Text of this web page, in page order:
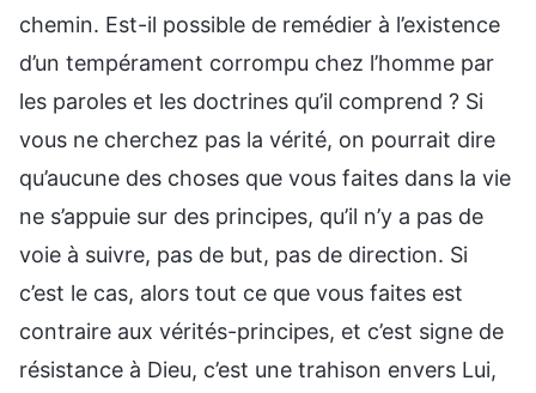
chemin. Est-il possible de remédier à l’existence
d’un tempérament corrompu chez l’homme par
les paroles et les doctrines qu’il comprend ? Si
vous ne cherchez pas la vérité, on pourrait dire
qu’aucune des choses que vous faites dans la vie
ne s’appuie sur des principes, qu’il n’y a pas de
voie à suivre, pas de but, pas de direction. Si
c’est le cas, alors tout ce que vous faites est
contraire aux vérités-principes, et c’est signe de
résistance à Dieu, c’est une trahison envers Lui,